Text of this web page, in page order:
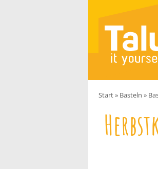
Start» Basteln »